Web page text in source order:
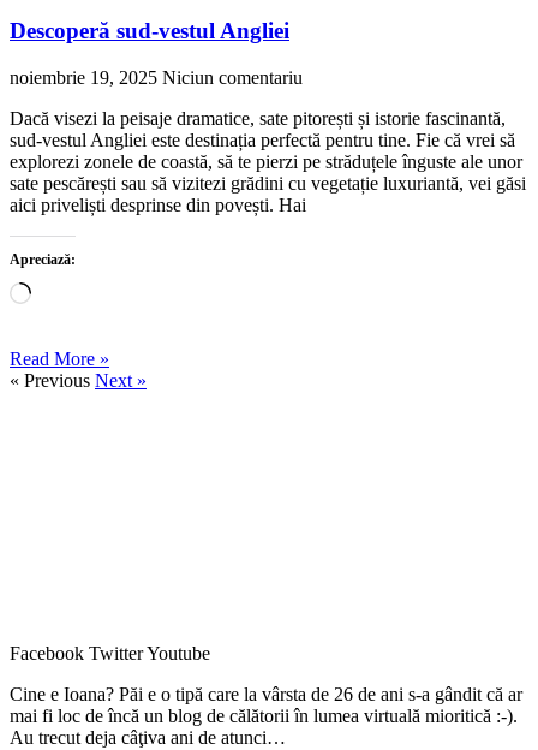
Descoperă sud-vestul Angliei
noiembrie 19, 2025 Niciun comentariu
Dacă visezi la peisaje dramatice, sate pitorești și istorie fascinantă,
sud-vestul Angliei este destinația perfectă pentru tine. Fie că vrei să
explorezi zonele de coastă, să te pierzi pe străduțele înguste ale unor
sate pescărești sau să vizitezi grădini cu vegetație luxuriantă, vei găsi
aici priveliști desprinse din povești. Hai
Apreciază:
Încarc...
Read More »
« Previous Next »
Facebook TwitterYoutube
Cine e Ioana? Păi e o tipă care la vârsta de 26 de ani s-a gândit că ar
mai fi loc de încă un blog de călătorii în lumea virtuală mioritică :-).
Au trecut deja câţiva ani de atunci…